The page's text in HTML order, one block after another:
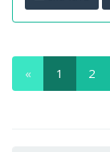
« 1 2